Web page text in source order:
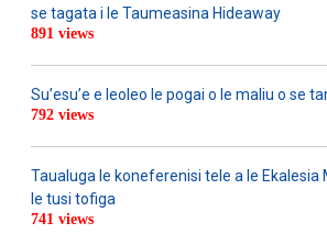
se tagata i le Taumeasina Hideaway
891 views
Su’esu’e e leoleo le pogai o le maliu o se
792 views
Taualuga le koneferenisi tele a le Ekalesia
le tusi tofiga
741 views